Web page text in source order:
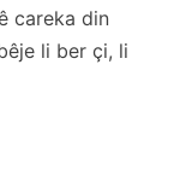
careka din
li ber çi, li